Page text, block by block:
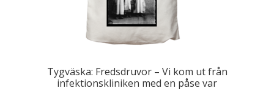
Tygväska: Fredsdruvor – Vi kom ut från
infektionskliniken med en påse var